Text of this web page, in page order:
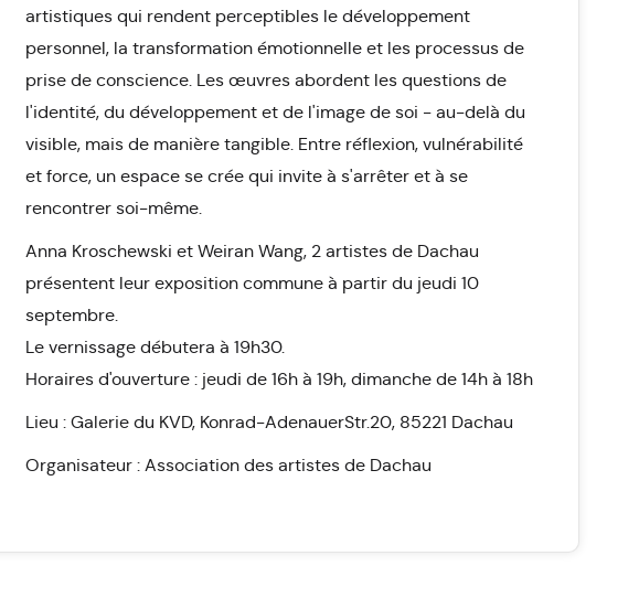
artistiques qui rendent perceptibles le développement
personnel, la transformation émotionnelle et les processus de
prise de conscience. Les œuvres abordent les questions de
l'identité, du développement et de l'image de soi - au-delà du
visible, mais de manière tangible. Entre réflexion, vulnérabilité
et force, un espace se crée qui invite à s'arrêter et à se
rencontrer soi-même.
Anna Kroschewski et Weiran Wang, 2 artistes de Dachau
présentent leur exposition commune à partir du jeudi 10
septembre.
Le vernissage débutera à 19h30.
Horaires d'ouverture : jeudi de 16h à 19h, dimanche de 14h à 18h
Lieu : Galerie du KVD, Konrad-AdenauerStr.20, 85221 Dachau
Organisateur : Association des artistes de Dachau